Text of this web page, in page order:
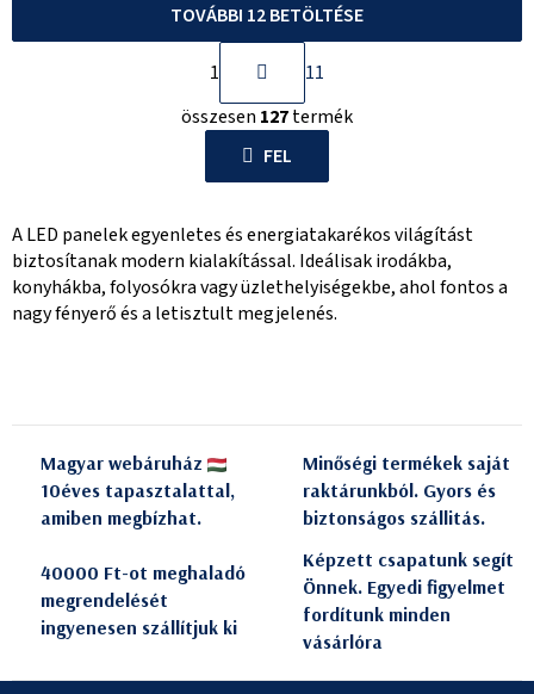
L
i
s
t
i
r
á
n
TOVÁBBI 12 BETÖLTÉSE
L
a
p
o
z
s
1
11
összesen 127termék
FEL
A LED panelek egyenletes és energiatakarékos világítást
biztosítanak modern kialakítással. Ideálisak irodákba,
konyhákba, folyosókra vagy üzlethelyiségekbe, ahol fontos a
nagy fényerő és a letisztult megjelenés.
Magyar webáruház
10éves tapasztalattal,
amiben megbízhat.
Minőségi termékek saját
raktárunkból. Gyors és
biztonságos szállitás.
40000 Ft-ot meghaladó
megrendelését
ingyenesen szállítjuk ki
Képzett csapatunk segít
Önnek. Egyedi figyelmet
fordítunk minden
vásárlóra